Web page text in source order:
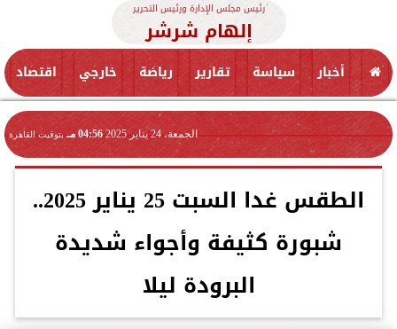
رئيس مجلس الإدارة ورئيس التحرير
إلهام شرشر
أخبار سياسة تقارير رياضة خارجي اقتصاد
الجمعة، 24 يناير 2025 04:56 مـ بتوقيت القاهرة
الطقس غدا السبت 25 يناير 2025..
شبورة كثيفة وأجواء شديدة
البرودة ليلا